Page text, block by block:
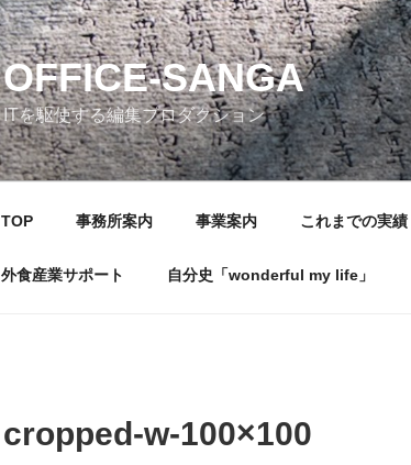
OFFICE-SANGA
ITを駆使する編集プロダクション
TOP 事務所案内 事業案内 これまでの実績
外食産業サポート 自分史「wonderful my life」
cropped-w-100×100